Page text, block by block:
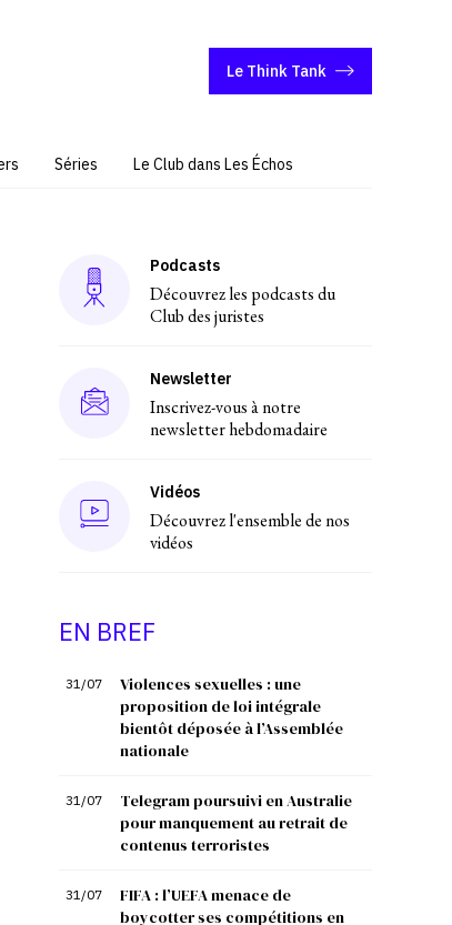
Le Think Tank
Séries Le Club dans Les Échos
Podcasts
Découvrez les podcasts du
Club des juristes
Newsletter
Inscrivez-vous à notre
newsletter hebdomadaire
Vidéos
Découvrez l'ensemble de nos
vidéos
EN BREF
31/07
Violences sexuelles : une
proposition de loi intégrale
bientôt déposée à l’Assemblée
nationale
31/07
Telegram poursuivi en Australie
pour manquement au retrait de
contenus terroristes
31/07
FIFA : l’UEFA menace de
boycotter ses compétitions en